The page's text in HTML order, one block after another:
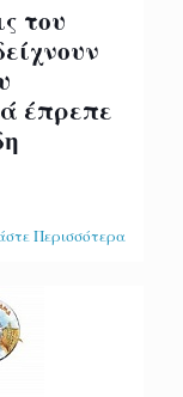
του
έπρεπε
Περισσότερα